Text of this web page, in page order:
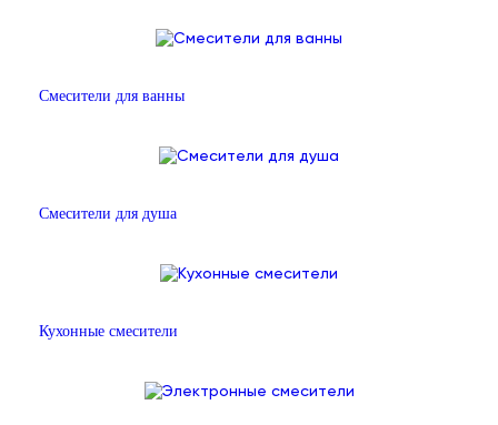
Смесители для ванны
Смесители для душа
Кухонные смесители